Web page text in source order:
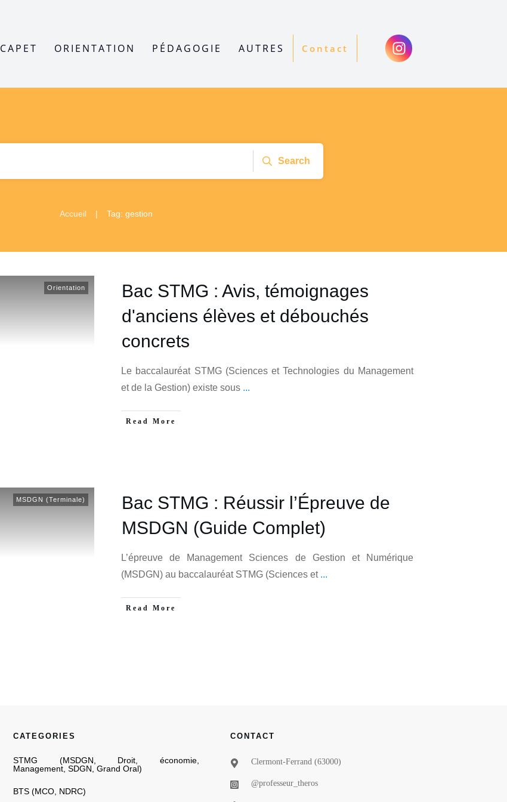
CAPET ORIENTATION PÉDAGOGIE AUTRES Contact
Search
Accueil | Tag: gestion
Orientation
Bac STMG : Avis, témoignages
d'anciens élèves et débouchés
concrets
Le baccalauréat STMG (Sciences et Technologies du Management
et de la Gestion) existe sous ...
Read More
MSDGN (Terminale)
Bac STMG : Réussir l’Épreuve de
MSDGN (Guide Complet)
L’épreuve de Management Sciences de Gestion et Numérique
(MSDGN) au baccalauréat STMG (Sciences et ...
Read More
CATEGORIES
STMG (MSDGN Droit économie,
Management ,SDGN ,Grand Oral)
BTS (MCO NDRC)
CONTACT
Clermont-Ferrand (63000)
@professeur_theros